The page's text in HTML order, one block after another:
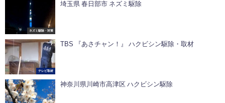
ネズミ駆除・対策
埼玉県 春日部市 ネズミ駆除
テレビ取材
TBS 『あさチャン！』 ハクビシン駆除・取材
神奈川県川崎市高津区 ハクビシン駆除